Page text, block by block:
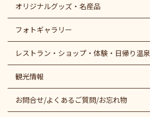
オリジナルグッズ・名産品
フォトギャラリー
レストラン・ショップ・体験・日帰り温泉
観光情報
お問合せ/よくあるご質問/お忘れ物